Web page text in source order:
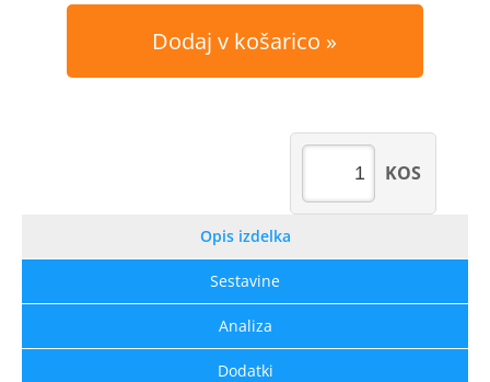
Dodaj v košarico
KOS
Opis izdelka
Sestavine
Analiza
Dodatki